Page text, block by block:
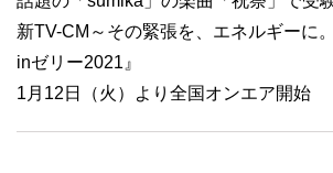
新TV-CM～その緊張を、エネルギーに
inゼリー2021』
1月12日（火）より全国オンエア開始